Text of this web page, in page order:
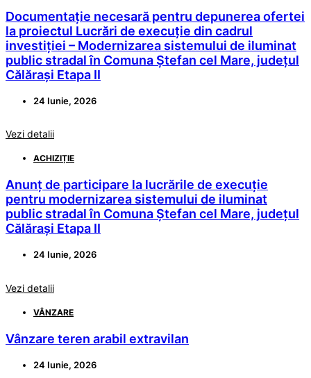
Documentație necesară pentru depunerea ofertei
la proiectul Lucrări de execuție din cadrul
investiției – Modernizarea sistemului de iluminat
public stradal în Comuna Ștefan cel Mare, județul
Călărași Etapa II
24 Iunie, 2026
Vezi detalii
ACHIZIȚIE
Anunț de participare la lucrările de execuție
pentru modernizarea sistemului de iluminat
public stradal în Comuna Ștefan cel Mare, județul
Călărași Etapa II
24 Iunie, 2026
Vezi detalii
VÂNZARE
Vânzare teren arabil extravilan
24 Iunie, 2026